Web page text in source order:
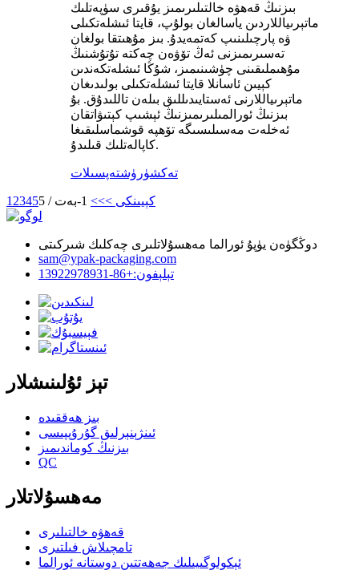
بىزنىڭ قەھۋە خالتىلىرىمىز يۇقىرى سۈپەتلىك
ماتېرىياللاردىن ياسالغان بولۇپ، قايتا ئىشلەتكىلى
ۋە پارچىلىنىپ كەتمەيدۇ. بىز مۇھىتقا بولغان
تەسىرىمىزنى ئەڭ تۆۋەن چەكتە تۇتۇشنىڭ
مۇھىملىقىنى چۈشىنىمىز، شۇڭا ئىشلەتكەندىن
كېيىن ئاسانلا قايتا ئىشلەتكىلى بولىدىغان
ماتېرىياللارنى ئەستايىدىللىق بىلەن تاللىدۇق. بۇ
بىزنىڭ ئورالمىلىرىمىزنىڭ ئېشىپ كېتىۋاتقان
ئەخلەت مەسىلىسىگە تۆھپە قوشماسلىقىغا
كاپالەتلىك قىلىدۇ.
تەكشۈرۈشتەپسىلات
1 2345 كېيىنكى >>> 1-بەت / 5
دوڭگۈەن يۈپۇ ئورالما مەھسۇلاتلىرى چەكلىك شىركىتى
sam@ypak-packaging.com
تېلېفون:+86-13922978931
تېز ئۇلىنىشلار
بىز ھەققىدە
ئىنژېنېرلىق گۇرۇپپىسى
بىزنىڭ كوماندىمىز
QC
مەھسۇلاتلار
قەھۋە خالتىلىرى
تامچىلاش فىلتىرى
ئېكولوگىيىلىك جەھەتتىن دوستانە ئورالما